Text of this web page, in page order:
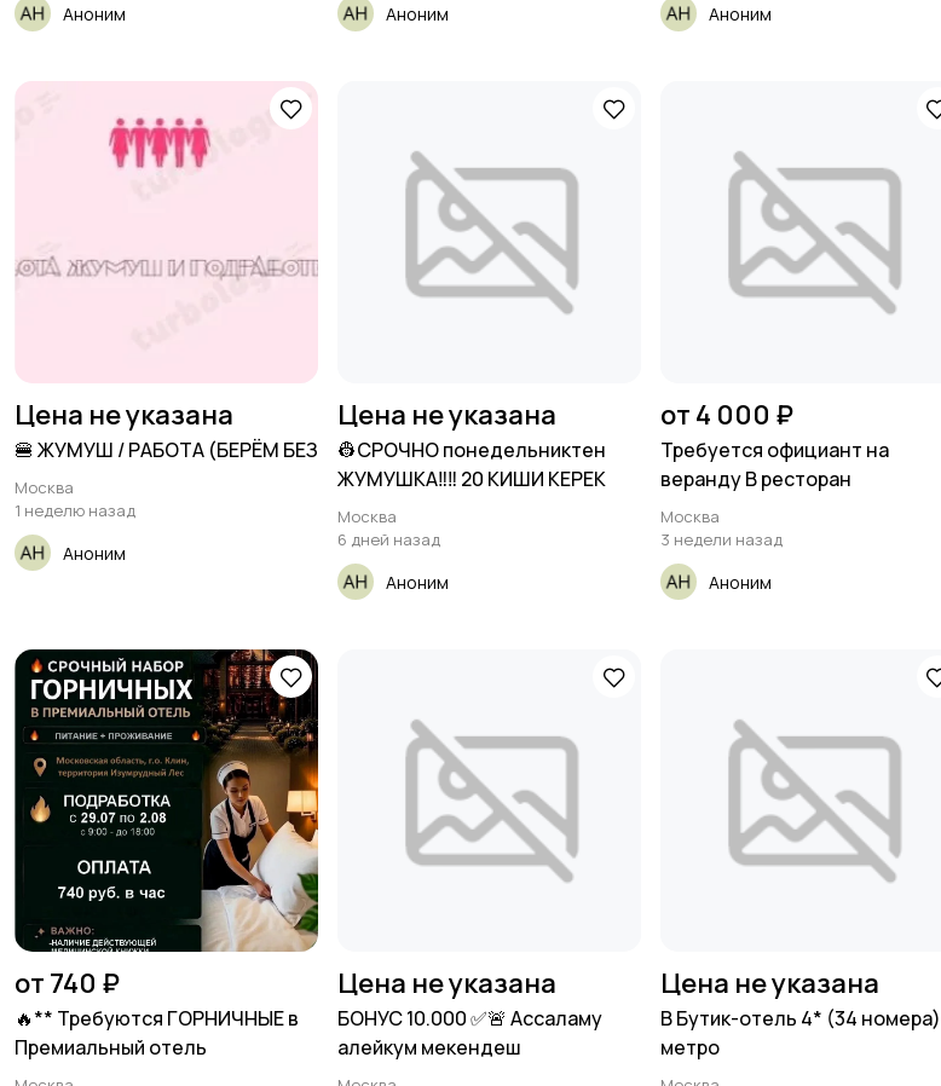
Аноним Аноним Аноним
Цена не указана
🍔 ЖУМУШ / РАБОТА (БЕРЁМ БЕЗ
Москва
1 неделю назад
Аноним
Цена не указана
👷СРОЧНО понедельниктен
ЖУМУШКА‼‼ 20 КИШИ КЕРЕК
Москва
6 дней назад
Аноним
от 4 000 ₽
Требуется официант на
веранду В ресторан
Москва
3 недели назад
Аноним
от 740 ₽
🔥** Требуются ГОРНИЧНЫЕ в
Премиальный отель
Цена не указана
БОНУС 10.000 ✅🚨 Ассаламу
алейкум мекендеш
Цена не указана
В Бутик-отель 4* (34 номера)
метро